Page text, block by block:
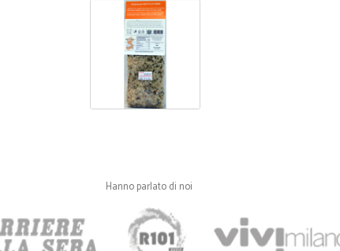
Hanno parlato di noi